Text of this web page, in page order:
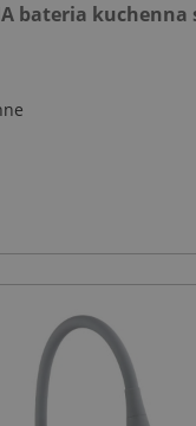
bateria kuchenna